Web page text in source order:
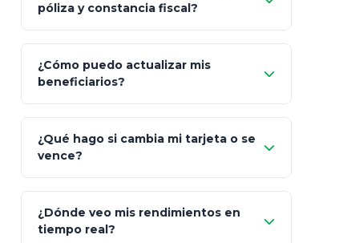
póliza y constancia fiscal?
"Mis Pólizas" > "Documentos"
¿Cómo puedo actualizar mis
beneficiarios?
¿Qué hago si cambia mi tarjeta o se
vence?
"Link
de Cobro Seguro"
¿Dónde veo mis rendimientos en
tiempo real?